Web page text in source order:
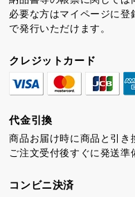
プライバシーポリシー
特定商取引法に基づく
必要な方はマイページに
で発行いただけます。
クレジットカード
代金引換
商品お届け時に商品と引き
ご注文受付後すぐに発送準
コンビニ決済